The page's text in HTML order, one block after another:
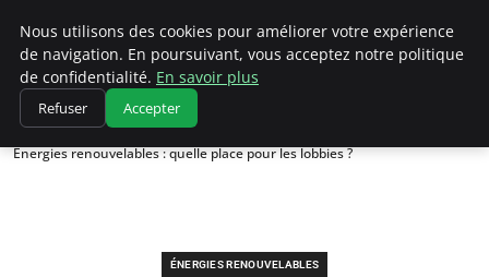
Climatedebtagents
Accueil
Énergies Renouvelables
Énergies renouvelables : quelle place pour les lobbies ?
ÉNERGIES RENOUVELABLES
Nous utilisons des cookies pour améliorer votre expérience
de navigation. En poursuivant, vous acceptez notre politique
de confidentialité. En savoir plus
Refuser Accepter